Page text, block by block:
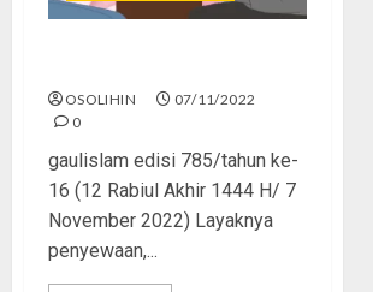
OSOLIHIN
07/11/2022
0
gaulislam edisi 785/tahun ke-
16 (12 Rabiul Akhir 1444 H/ 7
November 2022) Layaknya
penyewaan,...